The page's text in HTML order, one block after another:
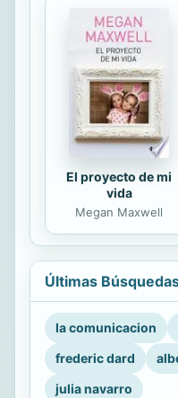
El proyecto de mi
vida
Megan Maxwell
Últimas
la comunicacion
frederic dard
julia navarro